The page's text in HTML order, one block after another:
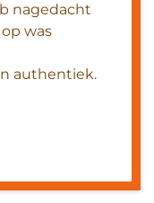
nagedacht
was
authentiek.